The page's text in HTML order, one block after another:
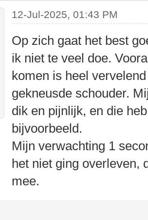
12-Jul-2025, 01:43 PM
Op zich gaat het best
ik niet te veel doe.
komen is heel
gekneusde schouder.
dik en pijnlijk, en die
bijvoorbeeld.
Mijn verwachting 1
het niet ging overleven,
mee.